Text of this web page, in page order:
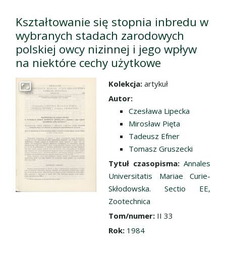
Kształtowanie się stopnia inbredu w
wybranych stadach zarodowych
polskiej owcy nizinnej i jego wpływ
na niektóre cechy użytkowe
Przejdź do zbioru
Kolekcja: artykuł
Autor:
Czesława Lipecka
Mirosław Pięta
Tadeusz Efner
Tomasz Gruszecki
Tytuł czasopisma: Annales
Universitatis Mariae Curie-
Skłodowska. Sectio EE,
Zootechnica
Tom/numer: II 33
Rok: 1984